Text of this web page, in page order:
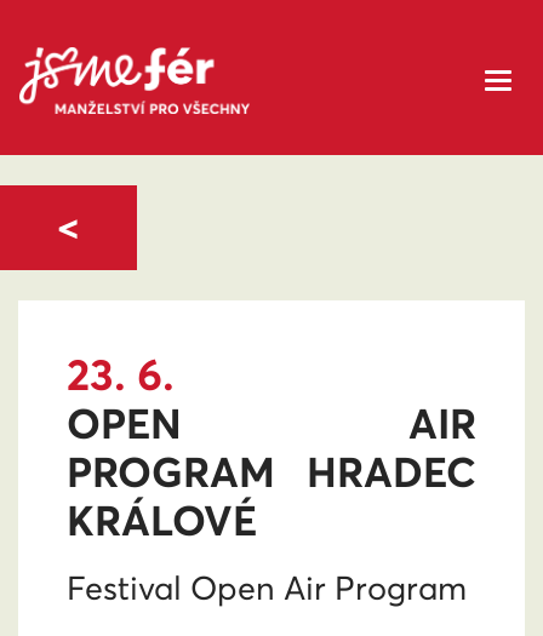
23. 6.
OPEN AIR
PROGRAM HRADEC
KRÁLOVÉ
Festival Open Air Program
<